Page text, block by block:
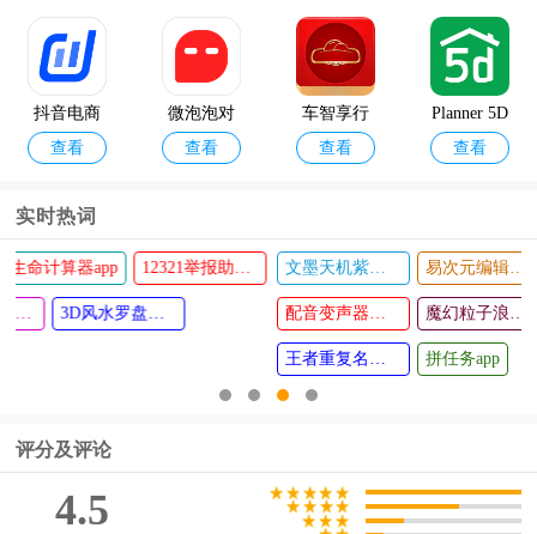
抖音电商
商家版本
查看
微泡泡对
讲机
查看
车智享行
车记录仪
查看
Planner 5D
手机中文
查看
全局复制
模块(unive
查看
英语小说
实时热词
12321举报助手app 文墨天机紫薇斗数app 易次元编辑器手机版 闲侠拍立赚app
配音变声器手机版 魔幻粒子浪漫表白 表情王国
拼任务app
评分及评论
4.5